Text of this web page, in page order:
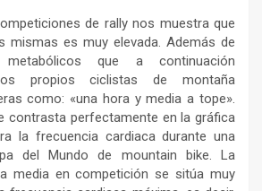
de rally nos muestra que
mismas es muy elevada. Además de
que a continuación
propios ciclistas de montaña
como: «una hora y media a tope».
contrasta perfectamente en la gráfica
la frecuencia cardiaca durante una
del Mundo de mountain bike. La
media en competición se sitúa muy